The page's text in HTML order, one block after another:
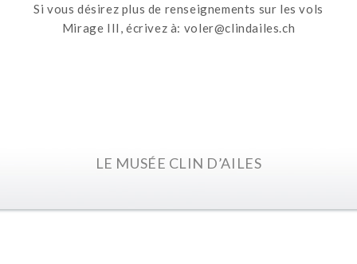
Si vous désirez plus de renseignements sur les vols
Mirage III, écrivez à: voler@clindailes.ch
LE MUSÉE CLIN D’AILES